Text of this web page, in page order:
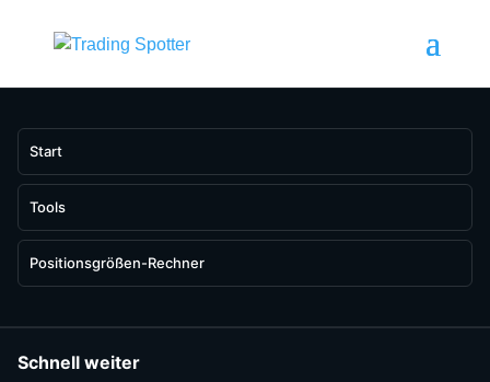
Start
Tools
Positionsgrößen-Rechner
Schnell weiter